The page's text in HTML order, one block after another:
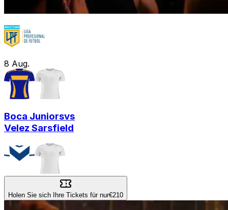
8 Aug.
Boca Juniorsvs
Velez Sarsfield
Holen Sie sich Ihre Tickets für nur€210